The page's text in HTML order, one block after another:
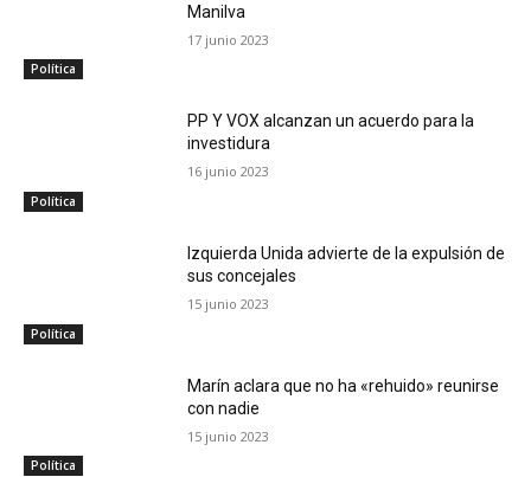
Política
Manilva
17 junio 2023
Política
PP Y VOX alcanzan un acuerdo para la
investidura
16 junio 2023
Política
Izquierda Unida advierte de la expulsión de
sus concejales
15 junio 2023
Política
Marín aclara que no ha «rehuido» reunirse
con nadie
15 junio 2023